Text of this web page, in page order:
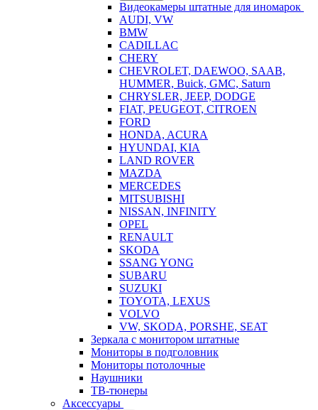
Видеокамеры штатные для иномарок
AUDI, VW
BMW
CADILLAC
CHERY
CHEVROLET, DAEWOO, SAAB,
HUMMER, Buick, GMC, Saturn
CHRYSLER, JEEP, DODGE
FIAT, PEUGEOT, CITROEN
FORD
HONDA, ACURA
HYUNDAI, KIA
LAND ROVER
MAZDA
MERCEDES
MITSUBISHI
NISSAN, INFINITY
OPEL
RENAULT
SKODA
SSANG YONG
SUBARU
SUZUKI
TOYOTA, LEXUS
VOLVO
VW, SKODA, PORSHE, SEAT
Зеркала с монитором штатные
Мониторы в подголовник
Мониторы потолочные
Наушники
ТВ-тюнеры
Аксессуары